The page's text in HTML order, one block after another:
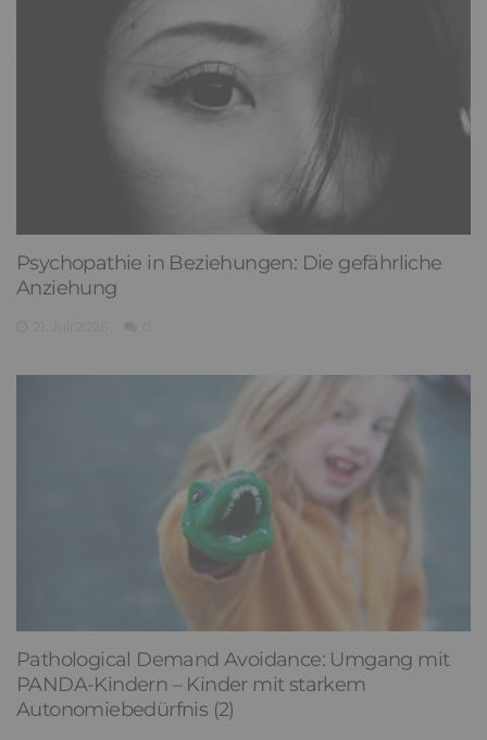
Psychopathie in Beziehungen: Die gefährliche
Anziehung
Pathological Demand Avoidance: Umgang mit
PANDA-Kindern – Kinder mit starkem
Autonomiebedürfnis (2)